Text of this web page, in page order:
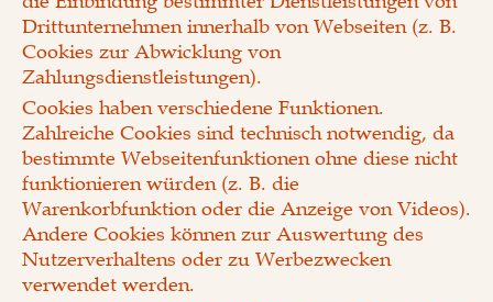
Drittunternehmen innerhalb von Webseiten (z. B.
Cookies zur Abwicklung von
Zahlungsdienstleistungen).
Cookies haben verschiedene Funktionen.
Zahlreiche Cookies sind technisch notwendig, da
bestimmte Webseitenfunktionen ohne diese nicht
funktionieren würden (z. B. die
Warenkorbfunktion oder die Anzeige von Videos).
Andere Cookies können zur Auswertung des
Nutzerverhaltens oder zu Werbezwecken
verwendet werden.